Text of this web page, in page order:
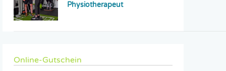
Physiotherapeut
Online-Gutschein